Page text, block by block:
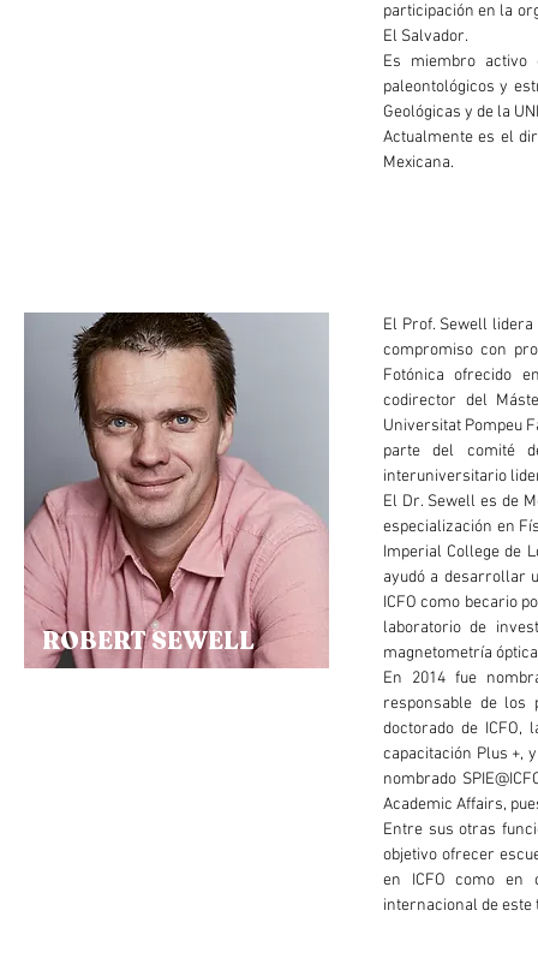
participación en la
El Salvador.
Es miembro activo
paleontológicos y
Geológicas y de la
Actualmente es el
Mexicana.
ROBERT SEWELL
El Prof. Sewell
compromiso con
Fotónica ofrecido
codirector del
Universitat Pompeu
parte del comité
interuniversitario
El Dr. Sewell es de
especialización en
Imperial College de
ayudó a desarrollar
ICFO como becario
laboratorio de
magnetometría
En 2014 fue
responsable de los
doctorado de
capacitación Plus +,
nombrado
Academic Affairs,
Entre sus otras
objetivo ofrecer
en ICFO como en
internacional de este